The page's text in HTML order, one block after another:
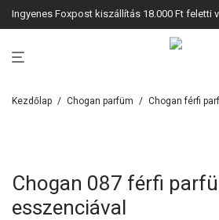
Ingyenes Foxpost kiszállítás 18.000 Ft feletti
Kezdőlap / Chogan parfüm / Chogan férfi
Chogan 087 férfi
esszenciával